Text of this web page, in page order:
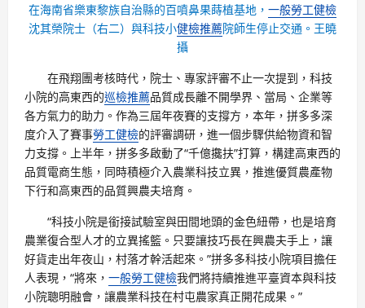
在海南省樂東黎族自治縣的百噴鼻果蒔植基地， 一般勞工健檢
沈其榮院士（右二）與科技小健檢推薦院師生停止交通。王曉
攝
在飛翔團考核時代，院士、專家評審不止一次提到，科技
小院的高東西的巡檢推薦品質成長離不開學界、當局、企業等
各方氣力的助力。作為三屆年夜賽的支撐方，本年，拼多多深
度介入了賽事勞工健檢的評審調研，進一個步驟供給物資和智
力支撐。上半年，拼多多啟動了“千億攙扶”打算，構建高東西的
品質電商生態，同時積極介入農業科技立異，推進優質農產物
下行和高東西的品質興農夫培育。
“科技小院是銜接試驗室與田間地頭的金色紐帶，也是培育
農業復合型人才的立異搖籃。只要讓技巧長在興農夫手上，讓
好貨走出年夜山，村落才幹活起來。”拼多多科技小院項目擔任
人表現，“將來， 一般勞工健檢我們將持續推進平臺資本與科技
小院聰明融會，讓農業科技在村屯農家真正開花成果。”